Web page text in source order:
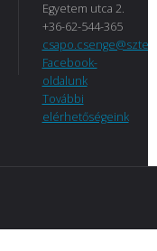
Egyetem utca 2.
+36-62-544-365
Facebook-
oldalunk
További
elérhetőségeink